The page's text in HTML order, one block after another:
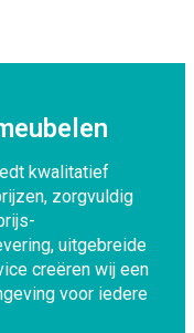
kwalitatief
zorgvuldig
uitgebreide
creëren wij een
voor iedere